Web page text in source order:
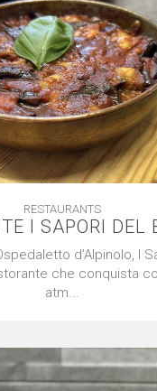
RESTAURANTS
I SAPORI DEL
d’Alpinolo, I
che conquista
atm...